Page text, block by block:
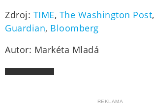
Zdroj: TIME, The Washington Post,
Guardian, Bloomberg
Autor: Markéta Mladá
REKLAMA